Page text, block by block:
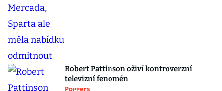
Robert Pattinson oživí kontroverzní
televizní fenomén
Poggers